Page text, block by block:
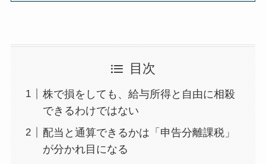
目次
株で損をしても、給与所得と自由に相殺
できるわけではない
配当と通算できるかは「申告分離課税」
が分かれ目になる